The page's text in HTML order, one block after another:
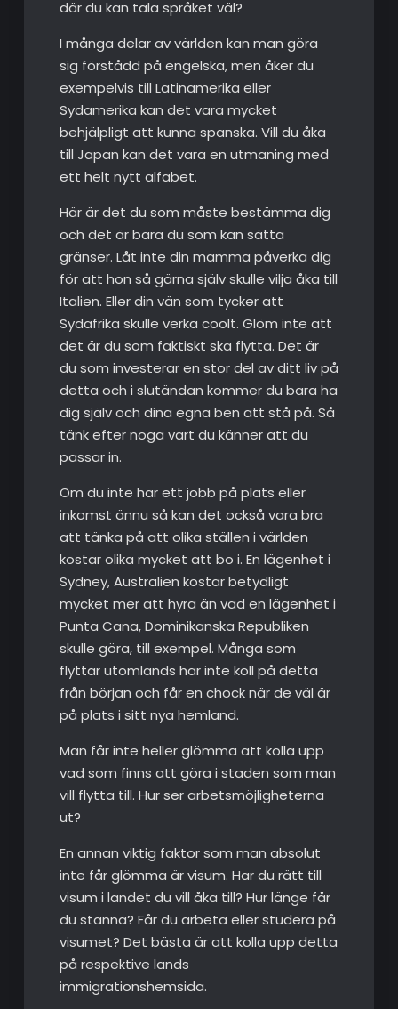
där du kan tala språket väl?
I många delar av världen kan man göra
sig förstådd på engelska, men åker du
exempelvis till Latinamerika eller
Sydamerika kan det vara mycket
behjälpligt att kunna spanska. Vill du åka
till Japan kan det vara en utmaning med
ett helt nytt alfabet.
Här är det du som måste bestämma dig
och det är bara du som kan sätta
gränser. Låt inte din mamma påverka dig
för att hon så gärna själv skulle vilja åka till
Italien. Eller din vän som tycker att
Sydafrika skulle verka coolt. Glöm inte att
det är du som faktiskt ska flytta. Det är
du som investerar en stor del av ditt liv på
detta och i slutändan kommer du bara ha
dig själv och dina egna ben att stå på. Så
tänk efter noga vart du känner att du
passar in.
Om du inte har ett jobb på plats eller
inkomst ännu så kan det också vara bra
att tänka på att olika ställen i världen
kostar olika mycket att bo i. En lägenhet i
Sydney, Australien kostar betydligt
mycket mer att hyra än vad en lägenhet i
Punta Cana, Dominikanska Republiken
skulle göra, till exempel. Många som
flyttar utomlands har inte koll på detta
från början och får en chock när de väl är
på plats i sitt nya hemland.
Man får inte heller glömma att kolla upp
vad som finns att göra i staden som man
vill flytta till. Hur ser arbetsmöjligheterna
ut?
En annan viktig faktor som man absolut
inte får glömma är visum. Har du rätt till
visum i landet du vill åka till? Hur länge får
du stanna? Får du arbeta eller studera på
visumet? Det bästa är att kolla upp detta
på respektive lands
immigrationshemsida.